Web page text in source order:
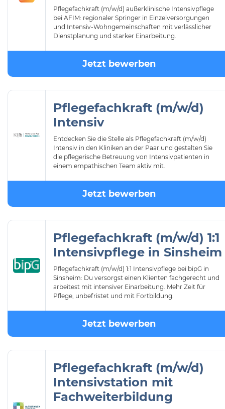
Pflegefachkraft (m/w/d) außerklinische Intensivpflege
bei AFIM: regionaler Springer in Einzelversorgungen
und Intensiv-Wohngemeinschaften mit verlässlicher
Dienstplanung und starker Einarbeitung.
Jetzt bewerben
Pflegefachkraft (m/w/d)
Intensiv
Entdecken Sie die Stelle als Pflegefachkraft (m/w/d)
Intensiv in den Kliniken an der Paar und gestalten Sie
die pflegerische Betreuung von Intensivpatienten in
einem empathischen Team aktiv mit.
Jetzt bewerben
Pflegefachkraft (m/w/d) 1:1
Intensivpflege in Sinsheim
Pflegefachkraft (m/w/d) 1:1 Intensivpflege bei bipG in
Sinsheim: Du versorgst einen Klienten fachgerecht und
arbeitest mit intensiver Einarbeitung. Mehr Zeit für
Pflege, unbefristet und mit Fortbildung.
Jetzt bewerben
Pflegefachkraft (m/w/d)
Intensivstation mit
Fachweiterbildung